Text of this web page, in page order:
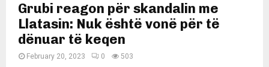
Grubi reagon për skandalin me
Llatasin: Nuk është vonë për të
dënuar të keqen
February 20, 2023 0 503